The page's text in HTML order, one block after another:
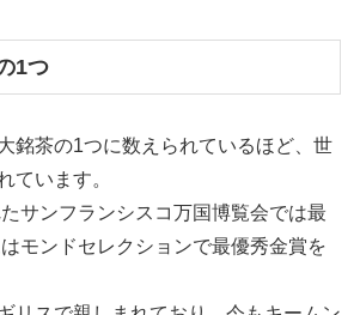
1つ
銘茶の1つに数えられているほど、世
ています。
サンフランシスコ万国博覧会では最
モンドセレクションで最優秀金賞を